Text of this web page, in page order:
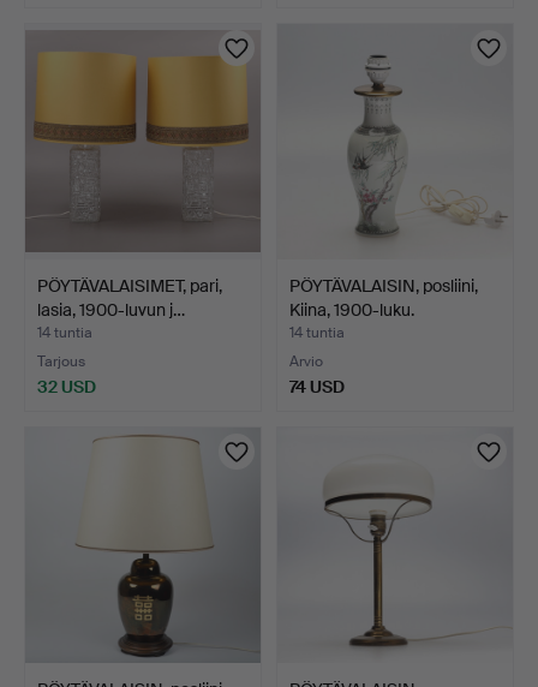
PÖYTÄVALAISIMET, pari,
lasia, 1900-luvun j…
14 tuntia
Tarjous
32 USD
PÖYTÄVALAISIN, posliini,
Kiina, 1900-luku.
14 tuntia
Arvio
74 USD